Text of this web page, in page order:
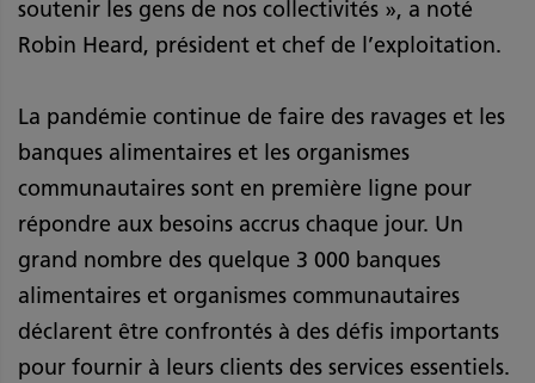
soutenir les gens de nos collectivités », a noté
Robin Heard, président et chef de l’exploitation.
La pandémie continue de faire des ravages et les
banques alimentaires et les organismes
communautaires sont en première ligne pour
répondre aux besoins accrus chaque jour. Un
grand nombre des quelque 3 000 banques
alimentaires et organismes communautaires
déclarent être confrontés à des défis importants
pour fournir à leurs clients des services essentiels.